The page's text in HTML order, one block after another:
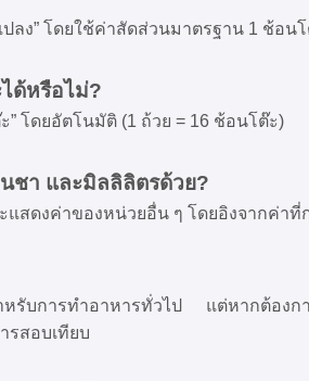
ลง” โดยใช้ค่าสัดส่วนมาตรฐาน 1 ช้อนโ
ด้หรือไม่?
” โดยอัตโนมัติ (1 ถ้วย = 16 ช้อนโต๊ะ)
ชา และมิลลิลิตรด้วย?
แสดงค่าของหน่วยอื่น ๆ โดยอิงจากค่า
รับการทำอาหารทั่วไป แต่หากต้องกา
รสอบเทียบ